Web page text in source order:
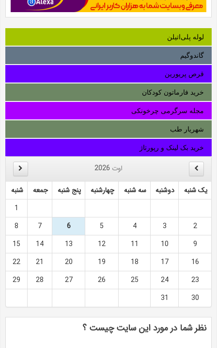
لوله‌ پلی‌اتیلن
گاندوگیم
قرص پریورین
خرید فارماتون کودکان
مجله سرگرمی چرخونکی
شهریار طب
خرید بک لینک و رپورتاژ
اوت 2026
یک شنبه دوشنبه سه شنبه چهارشنبه پنج شنبه جمعه
شنبه
1
2
3
4
5
6
7
8
9
10
11
12
13
14
15
16
17
18
19
20
21
22
23
24
25
26
27
28
29
30
31
نظر شما در مورد این سایت چیست ؟